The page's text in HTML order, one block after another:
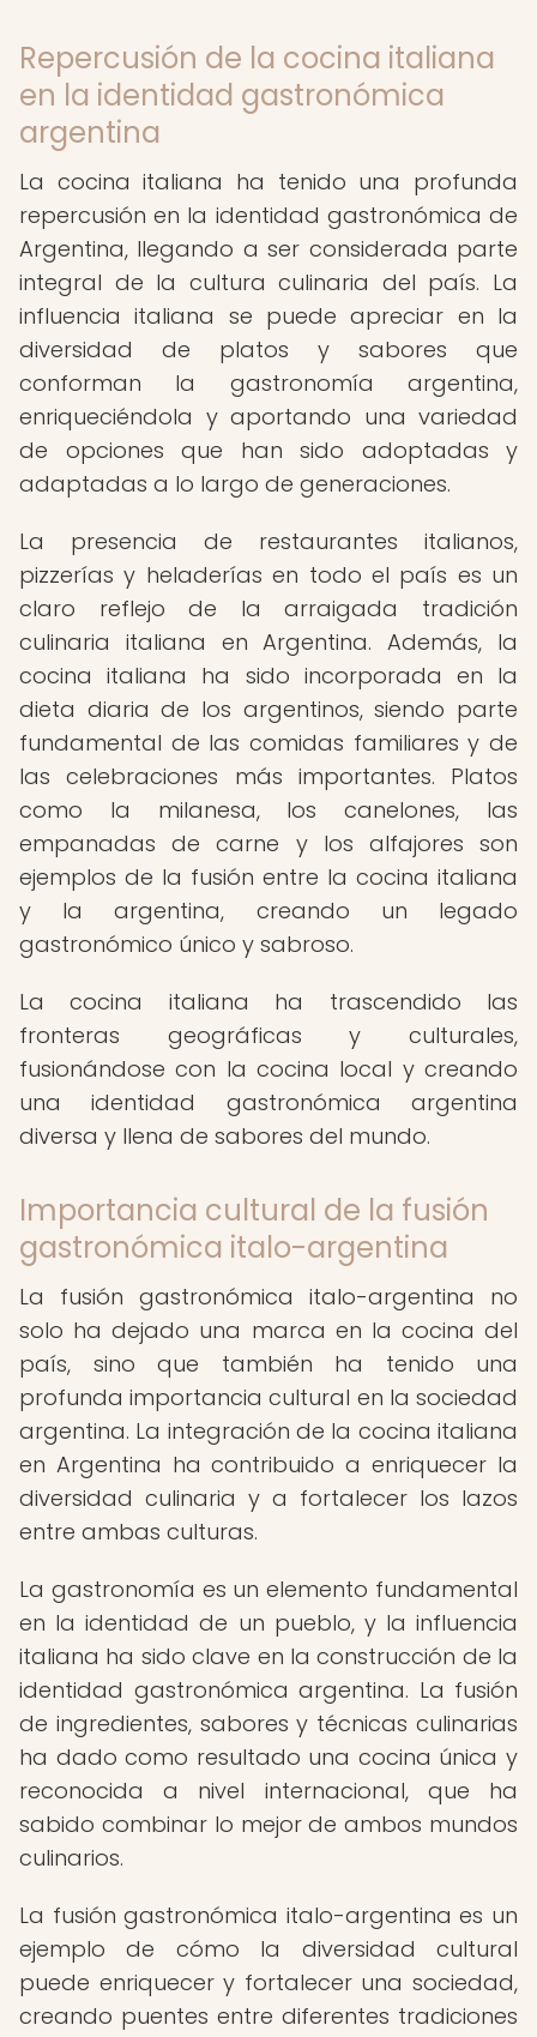
Repercusión de la cocina italiana
en la identidad gastronómica
argentina
La cocina italiana ha tenido una profunda
repercusión en la identidad gastronómica de
Argentina, llegando a ser considerada parte
integral de la cultura culinaria del país. La
influencia italiana se puede apreciar en la
diversidad de platos y sabores que
conforman la gastronomía argentina,
enriqueciéndola y aportando una variedad
de opciones que han sido adoptadas y
adaptadas a lo largo de generaciones.
La presencia de restaurantes italianos,
pizzerías y heladerías en todo el país es un
claro reflejo de la arraigada tradición
culinaria italiana en Argentina. Además, la
cocina italiana ha sido incorporada en la
dieta diaria de los argentinos, siendo parte
fundamental de las comidas familiares y de
las celebraciones más importantes. Platos
como la milanesa, los canelones, las
empanadas de carne y los alfajores son
ejemplos de la fusión entre la cocina italiana
y la argentina, creando un legado
gastronómico único y sabroso.
La cocina italiana ha trascendido las
fronteras geográficas y culturales,
fusionándose con la cocina local y creando
una identidad gastronómica argentina
diversa y llena de sabores del mundo.
Importancia cultural de la fusión
gastronómica italo-argentina
La fusión gastronómica italo-argentina no
solo ha dejado una marca en la cocina del
país, sino que también ha tenido una
profunda importancia cultural en la sociedad
argentina. La integración de la cocina italiana
en Argentina ha contribuido a enriquecer la
diversidad culinaria y a fortalecer los lazos
entre ambas culturas.
La gastronomía es un elemento fundamental
en la identidad de un pueblo, y la influencia
italiana ha sido clave en la construcción de la
identidad gastronómica argentina. La fusión
de ingredientes, sabores y técnicas culinarias
ha dado como resultado una cocina única y
reconocida a nivel internacional, que ha
sabido combinar lo mejor de ambos mundos
culinarios.
La fusión gastronómica italo-argentina es un
ejemplo de cómo la diversidad cultural
puede enriquecer y fortalecer una sociedad,
creando puentes entre diferentes tradiciones